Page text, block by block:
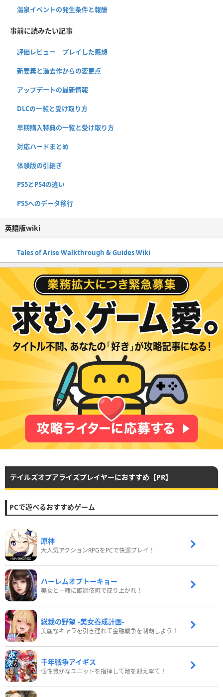
温泉イベントの発生条件と報酬
事前に読みたい記事
評価レビュー｜プレイした感想
新要素と過去作からの変更点
アップデートの最新情報
DLCの一覧と受け取り方
早期購入特典の一覧と受け取り方
対応ハードまとめ
体験版の引継ぎ
PS5とPS4の違い
PS5へのデータ移行
英語版wiki
Tales of Arise Walkthrough & Guides Wiki
テイルズオブアライズプレイヤーにおすすめ【PR】
PCで遊べるおすすめゲーム
原神
大人気アクションRPGをPCで快適プレイ！
ハーレムオブトーキョー
美女と一緒に歌舞伎町で成り上がれ！
総裁の野望 -美女養成計画-
美麗なキャラを引き連れて金融戦争を制覇しよう！
千年戦争アイギス
個性豊かなユニットを指揮して敵を迎え撃て！